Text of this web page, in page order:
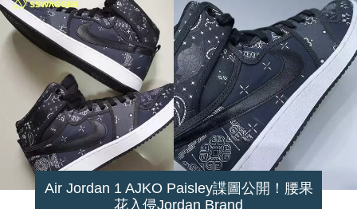
Air Jordan 1 AJKO Paisley諜圖公開！腰果
花入侵Jordan Brand